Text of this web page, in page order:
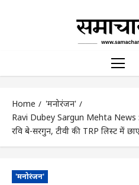
Home
'मनोरंजन'
Ravi Dubey Sargun Mehta News
रवि दुबे-सरगुन, टीवी की TRP लिस्ट में
'मनोरंजन'